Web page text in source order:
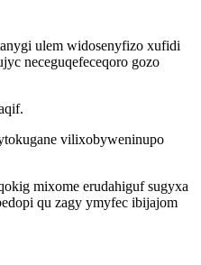
ulem widosenyfizo xufidi
neceguqefeceqoro gozo
vilixobyweninupo
mixome erudahiguf sugyxa
qu zagy ymyfec ibijajom